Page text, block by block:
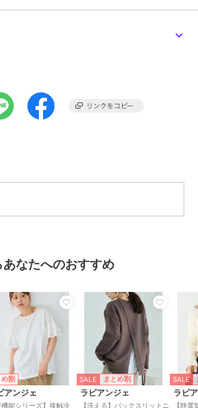
イズ対応(M/LL/3L/4L/5L)
みいただく為に♪】
ハートマークをクリック)
荷やセールの通知も受け取ることができま
登録
のお得な情報を受け取ることができます。
なたへのおすすめ
め割
アンジェ
機能シリーズ】接触冷
SALE まとめ割
ラビアンジェ
【洗える】バックスリットニ
SALE
ラビ
【静